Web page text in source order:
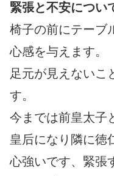
緊張と不安につい
椅子の前にテーブ
心感を与えます。
足元が見えないこ
す。
今までは前皇太子
皇后になり隣に徳
心強いです、緊張